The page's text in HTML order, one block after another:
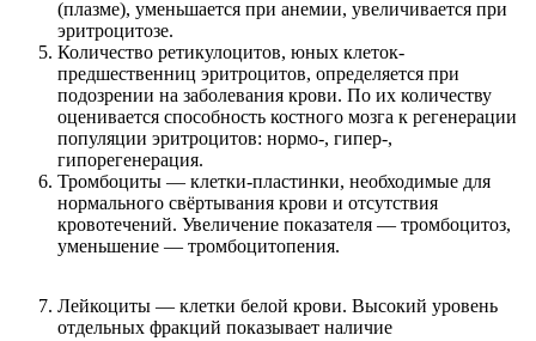
(плазме), уменьшается при анемии, увеличивается при
эритроцитозе.
Количество ретикулоцитов, юных клеток-
предшественниц эритроцитов, определяется при
подозрении на заболевания крови. По их количеству
оценивается способность костного мозга к регенерации
популяции эритроцитов: нормо-, гипер-,
гипорегенерация.
Тромбоциты — клетки-пластинки, необходимые для
нормального свёртывания крови и отсутствия
кровотечений. Увеличение показателя — тромбоцитоз,
уменьшение — тромбоцитопения.
Лейкоциты — клетки белой крови. Высокий уровень
отдельных фракций показывает наличие